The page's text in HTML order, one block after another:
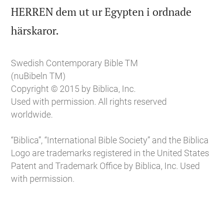
HERREN dem ut ur Egypten i ordnade
härskaror.
Swedish Contemporary Bible TM
(nuBibeln TM)
Copyright © 2015 by Biblica, Inc.
Used with permission. All rights reserved
worldwide.
“Biblica”, “International Bible Society” and the Biblica
Logo are trademarks registered in the United States
Patent and Trademark Office by Biblica, Inc. Used
with permission.